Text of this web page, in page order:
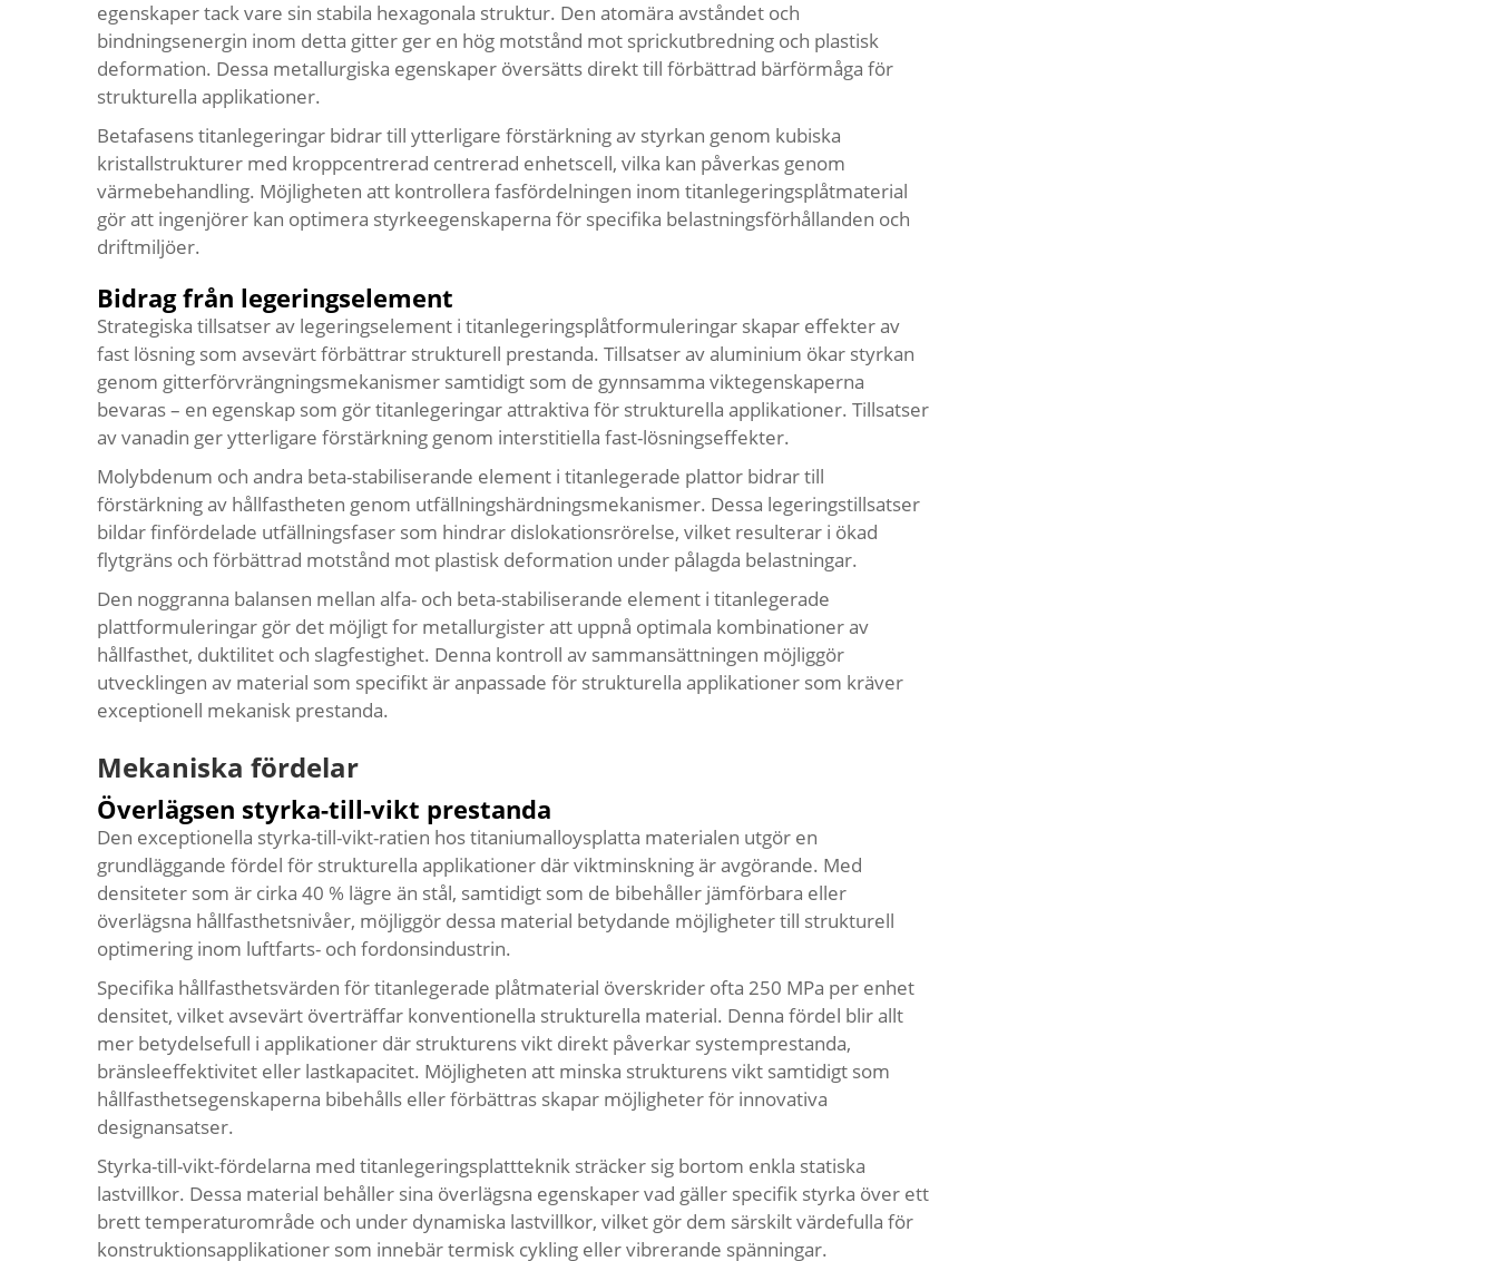
egenskaper tack vare sin stabila hexagonala struktur. Den atomära avståndet och
bindningsenergin inom detta gitter ger en hög motstånd mot sprickutbredning och plastisk
deformation. Dessa metallurgiska egenskaper översätts direkt till förbättrad bärförmåga för
strukturella applikationer.
Betafasens titanlegeringar bidrar till ytterligare förstärkning av styrkan genom kubiska
kristallstrukturer med kroppcentrerad centrerad enhetscell, vilka kan påverkas genom
värmebehandling. Möjligheten att kontrollera fasfördelningen inom titanlegeringsplåtmaterial
gör att ingenjörer kan optimera styrkeegenskaperna för specifika belastningsförhållanden och
driftmiljöer.
Bidrag från legeringselement
Strategiska tillsatser av legeringselement i titanlegeringsplåtformuleringar skapar effekter av
fast lösning som avsevärt förbättrar strukturell prestanda. Tillsatser av aluminium ökar styrkan
genom gitterförvrängningsmekanismer samtidigt som de gynnsamma vikt­egenskaperna
bevaras – en egenskap som gör titanlegeringar attraktiva för strukturella applikationer. Tillsatser
av vanadin ger ytterligare förstärkning genom interstitiella fast-lösningseffekter.
Molybdenum och andra beta-stabiliserande element i titanlegerade plattor bidrar till
förstärkning av hållfastheten genom utfällningshärdningsmekanismer. Dessa legeringstillsatser
bildar finfördelade utfällningsfaser som hindrar dislokationsrörelse, vilket resulterar i ökad
flytgräns och förbättrad motstånd mot plastisk deformation under pålagda belastningar.
Den noggranna balansen mellan alfa- och beta-stabiliserande element i titanlegerade
plattformuleringar gör det möjligt for metallurgister att uppnå optimala kombinationer av
hållfasthet, duktilitet och slagfestighet. Denna kontroll av sammansättningen möjliggör
utvecklingen av material som specifikt är anpassade för strukturella applikationer som kräver
exceptionell mekanisk prestanda.
Mekaniska fördelar
Överlägsen styrka-till-vikt prestanda
Den exceptionella styrka-till-vikt-ratien hostitaniumalloysplatta materialen utgör en
grundläggande fördel för strukturella applikationer där viktminskning är avgörande. Med
densiteter som är cirka 40 % lägre än stål, samtidigt som de bibehåller jämförbara eller
överlägsna hållfasthetsnivåer, möjliggör dessa material betydande möjligheter till strukturell
optimering inom luftfarts- och fordonsindustrin.
Specifika hållfasthetsvärden för titanlegerade plåtmaterial överskrider ofta 250 MPa per enhet
densitet, vilket avsevärt överträffar konventionella strukturella material. Denna fördel blir allt
mer betydelsefull i applikationer där strukturens vikt direkt påverkar systemprestanda,
bränsleeffektivitet eller lastkapacitet. Möjligheten att minska strukturens vikt samtidigt som
hållfasthetsegenskaperna bibehålls eller förbättras skapar möjligheter för innovativa
designansatser.
Styrka-till-vikt-fördelarna med titanlegeringsplattteknik sträcker sig bortom enkla statiska
lastvillkor. Dessa material behåller sina överlägsna egenskaper vad gäller specifik styrka över ett
brett temperaturområde och under dynamiska lastvillkor, vilket gör dem särskilt värdefulla för
konstruktionsapplikationer som innebär termisk cykling eller vibrerande spänningar.